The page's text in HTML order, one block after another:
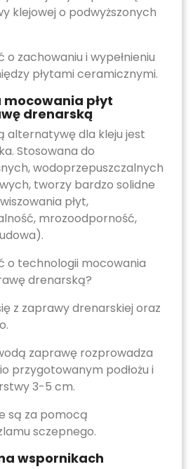
klejowej o podwyższonych
zachowaniu i wypełnieniu
płytami ceramicznymi.
mocowania płyt
drenarską
alternatywę dla kleju jest
Stosowana do
wodoprzepuszczalnych
tworzy bardzo solidne
płyt,
mrozoodporność,
o technologii mocowania
drenarską?
z zaprawy drenarskiej oraz
zaprawę rozprowadza
przy­gotowanym podłożu i
3-5 cm.
są za pomocą
sczepnego.
wspornikach